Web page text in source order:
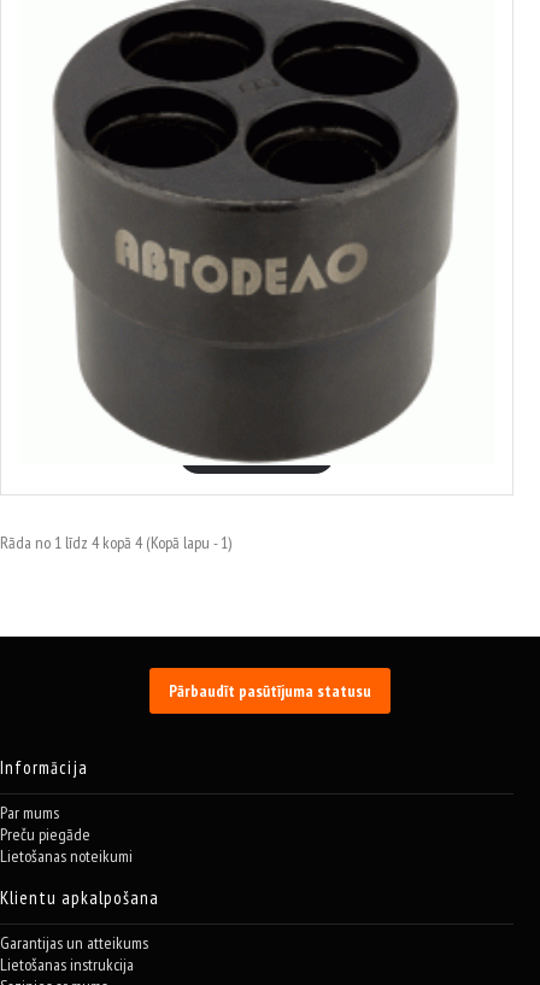
Instruments BMW kloķvārpsta pagriešanai
Izvēlēties variantus
Rāda no 1 līdz 4 kopā 4 (Kopā lapu - 1)
Pārbaudīt pasūtījuma statusu
Informācija
Par mums
Preču piegāde
Lietošanas noteikumi
Klientu apkalpošana
Garantijas un atteikums
Lietošanas instrukcija